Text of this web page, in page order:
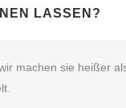
LASSEN?
machen sie heißer